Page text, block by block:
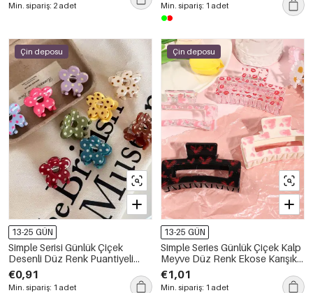
Min. sipariş: 2 adet Min. sipariş: 1 adet
Çin deposu
13-25 GÜN
Simple Serisi Günlük Çiçek
Desenli Düz Renk Puantiyeli
Akrilik Saç Tokaları
€0,91
Min. sipariş: 1 adet
Çin deposu
13-25 GÜN
Simple Series Günlük Çiçek Kalp
Meyve Düz Renk Ekose Karışık
Renk Plastik Saç Tokaları
€1,01
Min. sipariş: 1 adet